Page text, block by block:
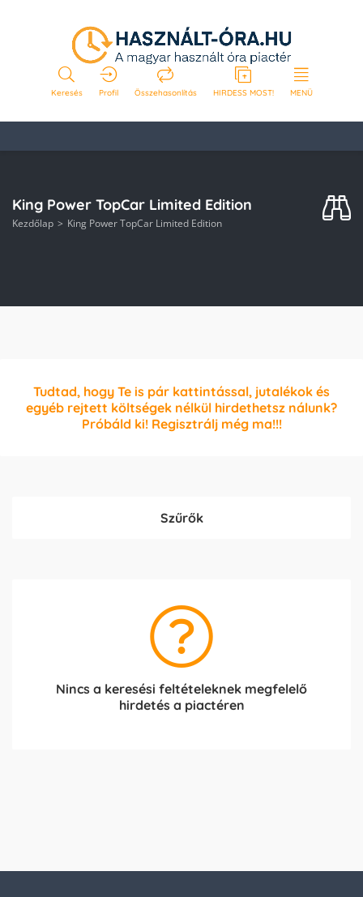
Keresés Profil Összehasonlítás HIRDESS MOST! MENÜ
King Power TopCar Limited Edition
Kezdőlap King Power TopCar Limited Edition
Tudtad, hogy Te is pár kattintással, jutalékok és
egyéb rejtett költségek nélkül hirdethetsz nálunk?
Próbáld ki! Regisztrálj még ma!!!
Szűrők
Nincs a keresési feltételeknek megfelelő
hirdetés a piactéren